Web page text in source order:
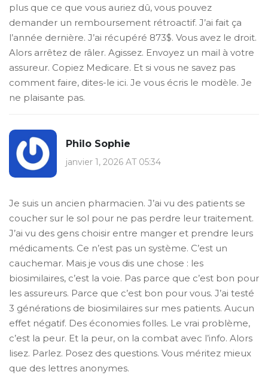
plus que ce que vous auriez dû, vous pouvez
demander un remboursement rétroactif. J’ai fait ça
l’année dernière. J’ai récupéré 873$. Vous avez le droit.
Alors arrêtez de râler. Agissez. Envoyez un mail à votre
assureur. Copiez Medicare. Et si vous ne savez pas
comment faire, dites-le ici. Je vous écris le modèle. Je
ne plaisante pas.
Philo Sophie
janvier 1, 2026 AT 05:34
Je suis un ancien pharmacien. J’ai vu des patients se
coucher sur le sol pour ne pas perdre leur traitement.
J’ai vu des gens choisir entre manger et prendre leurs
médicaments. Ce n’est pas un système. C’est un
cauchemar. Mais je vous dis une chose : les
biosimilaires, c’est la voie. Pas parce que c’est bon pour
les assureurs. Parce que c’est bon pour vous. J’ai testé
3 générations de biosimilaires sur mes patients. Aucun
effet négatif. Des économies folles. Le vrai problème,
c’est la peur. Et la peur, on la combat avec l’info. Alors
lisez. Parlez. Posez des questions. Vous méritez mieux
que des lettres anonymes.